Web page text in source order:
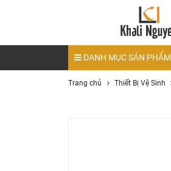
DANH MỤC SẢN PHẨM
Trang chủ Thiết Bị Vệ Sinh